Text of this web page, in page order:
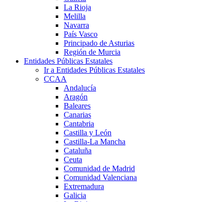
La Rioja
Melilla
Navarra
País Vasco
Principado de Asturias
Región de Murcia
Entidades Públicas Estatales
Ir a Entidades Públicas Estatales
CCAA
Andalucía
Aragón
Baleares
Canarias
Cantabria
Castilla y León
Castilla-La Mancha
Cataluña
Ceuta
Comunidad de Madrid
Comunidad Valenciana
Extremadura
Galicia